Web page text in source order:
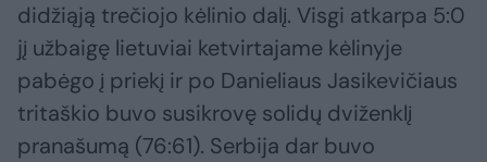
didžiąją trečiojo kėlinio dalį. Visgi atkarpa 5:0
jį užbaigę lietuviai ketvirtajame kėlinyje
pabėgo į priekį ir po Danieliaus Jasikevičiaus
tritaškio buvo susikrovę solidų dviženklį
pranašumą (76:61). Serbija dar buvo